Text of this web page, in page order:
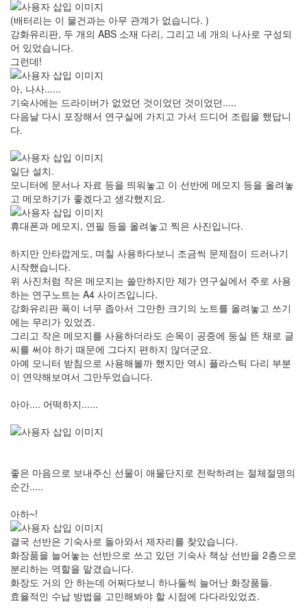
(배터리는 이 물건과는 아무 관계가 없습니다. )
강화유리판, 두 개의 ABS 소재 다리, 그리고 네 개의 나사로 구성되
어 있었습니다.
그런데!
아, 나사......
기숙사에는 드라이버가 없었던 것이었던 것이었던.....
다음날 다시 포장해서 연구실에 가지고 가서 드디어 조립을 했답니
다.
일단 설치.
모니터에 문서나 자료 등을 띄워놓고 이 선반에 메모지 등을 올려놓
고 메모하기가 좋겠다고 생각했지요.
휴대폰과 메모지, 연필 등을 올려놓고 찍은 사진입니다.
하지만 안타깝게도, 며칠 사용하다보니 조금씩 문제점이 드러나기
시작했습니다.
위 사진처럼 작은 메모지는 쓸만하지만 제가 연구실에서 주로 사용
하는 연구노트는 A4 사이즈입니다.
강화유리판 폭이 너무 좁아서 그만한 크기의 노트를 올려놓고 쓰기
에는 무리가 있었죠.
그리고 작은 메모지를 사용하더라도 손목이 공중에 둥실 뜬 채로 글
씨를 써야 하기 때문에 그다지 편하지 않더군요.
아예 모니터 받침으로 사용해볼까 했지만 역시 플라스틱 다리 부분
이 연약해보여서 그만두었습니다.
아아.... 어떡하지......
좋은 마음으로 보내주신 선물이 애물단지로 전락하려는 절체절명의
순간.....
아하~!
결국 선반은 기숙사로 돌아와서 제자리를 찾았습니다.
화장품을 늘어놓는 선반으로 쓰고 있던 기숙사 책상 선반을 2층으로
분리하는 역할을 맡겼습니다.
화장도 거의 안 하는데 어쩌다보니 하나둘씩 늘어난 화장품들.
효율적인 수납 방법을 고민해봐야 할 시점에 다다라있었죠.